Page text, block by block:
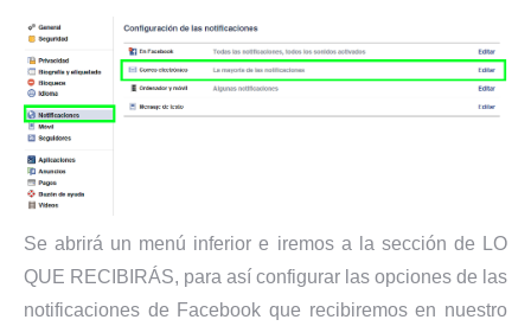
Se abrirá un menú inferior e iremos a la sección de LO
QUE RECIBIRÁS, para así configurar las opciones de las
notificaciones de Facebook que recibiremos en nuestro